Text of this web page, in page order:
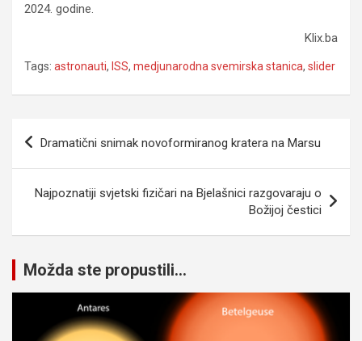
2024. godine.
Klix.ba
Tags: astronauti, ISS, medjunarodna svemirska stanica, slider
Navigacija
Dramatični snimak novoformiranog kratera na Marsu
Najpoznatiji svjetski fizičari na Bjelašnici razgovaraju o
Božijoj čestici
Možda ste propustili...